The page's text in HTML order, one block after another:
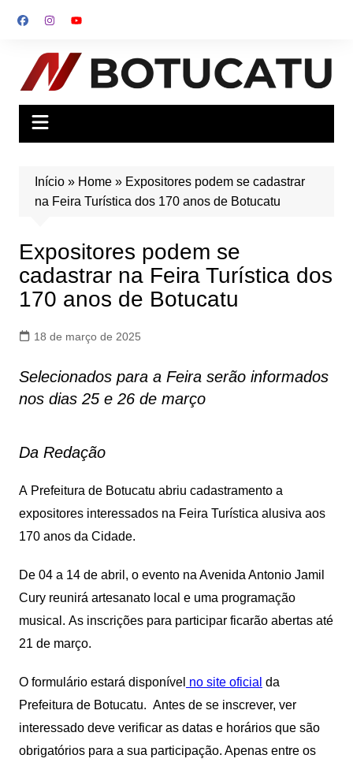
para
conteúdo
Início» Home» Expositores podem se cadastrar
na Feira Turística dos 170 anos de Botucatu
Expositores podem se
cadastrar na Feira Turística dos
170 anos de Botucatu
18 de março de 2025
Selecionados para a Feira serão informados
nos dias 25 e 26 de março
Da Redação
A Prefeitura de Botucatu abriu cadastramento a
expositores interessados na Feira Turística alusiva aos
170 anos da Cidade.
De 04 a 14 de abril, o evento na Avenida Antonio Jamil
Cury reunirá artesanato local e uma programação
musical. As inscrições para participar ficarão abertas até
21 de março.
O formulário estará disponível no site oficial da
Prefeitura de Botucatu. Antes de se inscrever, ver
interessado deve verificar as datas e horários que são
obrigatórios para a sua participação. Apenas entre os